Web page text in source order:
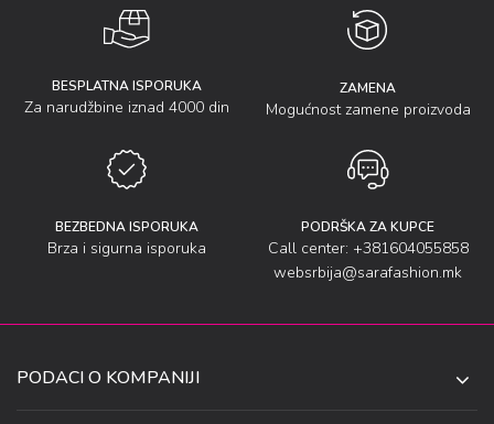
BESPLATNA ISPORUKA
Za narudžbine iznad 4000 din
ZAMENA
Mogućnost zamene proizvoda
BEZBEDNA ISPORUKA
Brza i sigurna isporuka
PODRŠKA ZA KUPCE
Call center: +381604055858
websrbija@sarafashion.mk
PODACI O KOMPANIJI